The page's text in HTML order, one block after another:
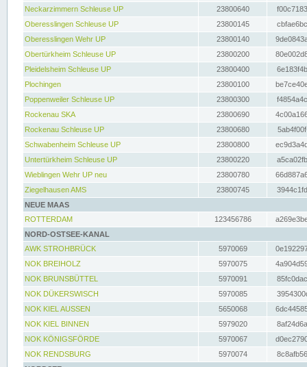
Neckarzimmern Schleuse UP
23800640
Oberesslingen Schleuse UP
23800145
Oberesslingen Wehr UP
23800140
Obertürkheim Schleuse UP
23800200
Pleidelsheim Schleuse UP
23800400
Plochingen
23800100
Poppenweiler Schleuse UP
23800300
Rockenau SKA
23800690
Rockenau Schleuse UP
23800680
Schwabenheim Schleuse UP
23800800
Untertürkheim Schleuse UP
23800220
Wieblingen Wehr UP neu
23800780
Ziegelhausen AMS
23800745
NEUE MAAS
ROTTERDAM
123456786
NORD-OSTSEE-KANAL
AWK STROHBRÜCK
5970069
NOK BREIHOLZ
5970075
NOK BRUNSBÜTTEL
5970091
NOK DÜKERSWISCH
5970085
NOK KIEL AUSSEN
5650068
NOK KIEL BINNEN
5979020
NOK KÖNIGSFÖRDE
5970067
NOK RENDSBURG
5970074